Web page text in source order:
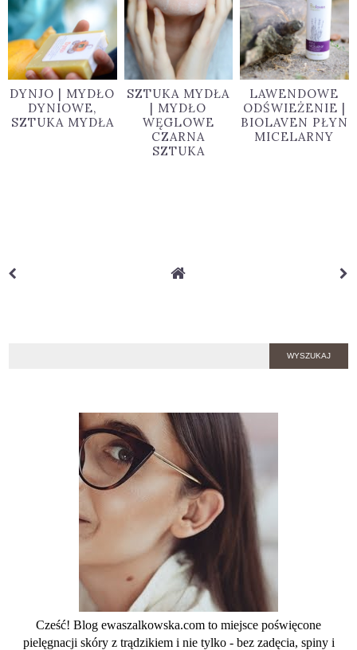
DYNJO | MYDŁO
DYNIOWE,
SZTUKA MYDŁA
SZTUKA MYDŁA
| MYDŁO
WĘGLOWE
CZARNA
SZTUKA
LAWENDOWE
ODŚWIEŻENIE |
BIOLAVEN PŁYN
MICELARNY
Cześć! Blog ewaszalkowska.com to miejsce poświęcone
pielęgnacji skóry z trądzikiem i nie tylko - bez zadęcia, spiny i